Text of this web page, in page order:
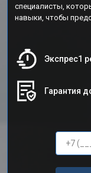
специалисты,
навыки, чтобы
Экспрес1
Гарантия